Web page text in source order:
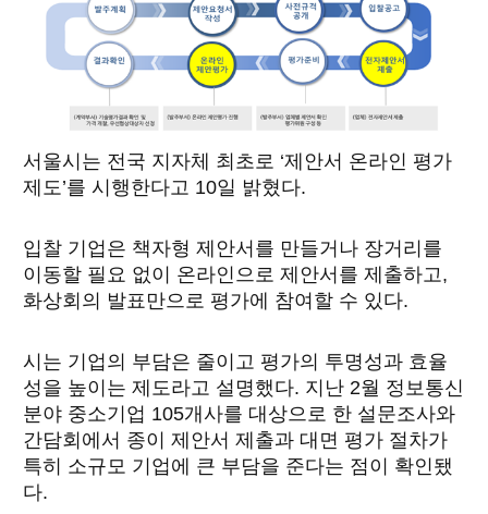
서울시는 전국 지자체 최초로 ‘제안서 온라인 평가
제도’를 시행한다고 10일 밝혔다.
입찰 기업은 책자형 제안서를 만들거나 장거리를
이동할 필요 없이 온라인으로 제안서를 제출하고,
화상회의 발표만으로 평가에 참여할 수 있다.
시는 기업의 부담은 줄이고 평가의 투명성과 효율
성을 높이는 제도라고 설명했다. 지난 2월 정보통신
분야 중소기업 105개사를 대상으로 한 설문조사와
간담회에서 종이 제안서 제출과 대면 평가 절차가
특히 소규모 기업에 큰 부담을 준다는 점이 확인됐
다.